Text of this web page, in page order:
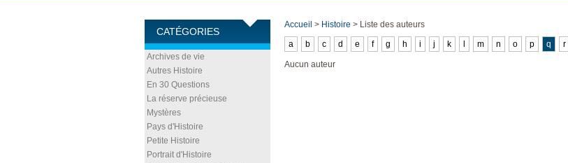
CATÉGORIES
Archives de vie
Autres Histoire
En 30 Questions
La réserve précieuse
Mystères
Pays d'Histoire
Petite Histoire
Portrait d'Histoire
Accueil > Histoire > Liste des auteurs
a
b c d e f g h i j k m n o p q r
Aucun auteur